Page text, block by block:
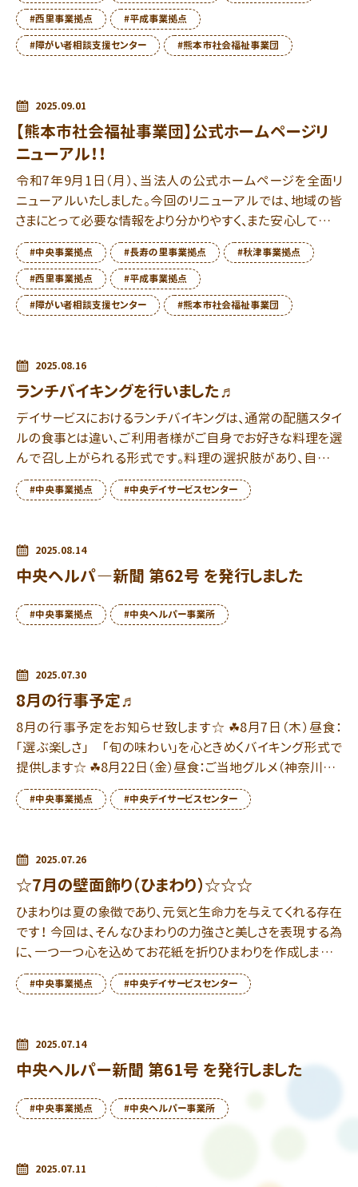
#西里事業拠点
#平成事業拠点
#障がい者相談支援センター
#熊本市社会福祉事業団
2025.09.01
【熊本市社会福祉事業団】公式ホームページリ
ニューアル！！
令和7年9月1日（月）、当法人の公式ホームページを全面リ
ニューアルいたしました。今回のリニューアルでは、地域の皆
さまにとって必要な情報をより分かりやすく、また安心してご利
用いただけるよう、デザインや構成を一新しております […]
#中央事業拠点 #長寿の里事業拠点
#秋津事業拠点
#西里事業拠点
#平成事業拠点
#障がい者相談支援センター
#熊本市社会福祉事業団
2025.08.16
ランチバイキングを行いました♬
デイサービスにおけるランチバイキングは、通常の配膳スタイ
ルの食事とは違い、ご利用者様がご自身でお好きな料理を選
んで召し上がられる形式です。料理の選択肢があり、自分で
選ぶ楽しさや主体性を感じれるのが特徴です☆ 食事は生活
の […]
#中央事業拠点 #中央デイサービスセンター
2025.08.14
中央ヘルパ―新聞 第62号 を発行しました
#中央事業拠点 #中央ヘルパー事業所
2025.07.30
8月の行事予定♬
8月の行事予定をお知らせ致します☆ ☘8月7日（木）昼食：
「選ぶ楽しさ」 「旬の味わい」を心ときめくバイキング形式で
提供します☆ ☘8月22日（金）昼食：ご当地グルメ（神奈川県）
の横須賀風海軍カレー他提供します☆ 夏祭り […]
#中央事業拠点 #中央デイサービスセンター
2025.07.26
☆7月の壁面飾り（ひまわり）☆☆☆
ひまわりは夏の象徴であり、元気と生命力を与えてくれる存在
です！ 今回は、そんなひまわりの力強さと美しさを表現する為
に、一つ一つ心を込めてお花紙を折りひまわりを作成しました
☆ 壁面飾りはハサミやノリを使ったり折り紙・お花紙 […]
#中央事業拠点 #中央デイサービスセンター
2025.07.14
中央ヘルパー新聞 第61号 を発行しました
#中央事業拠点 #中央ヘルパー事業所
2025.07.11